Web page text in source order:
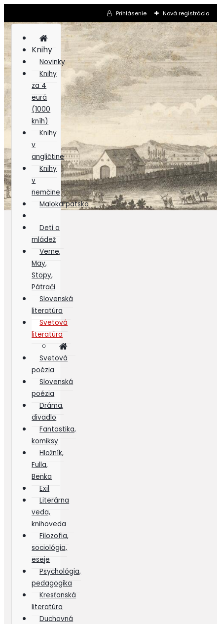
Prihlásenie Nová registrácia
Knihy
Novinky
Knihy
za 4
eurá
(1000
kníh)
Knihy
v
angličtine
Knihy
v
nemčine
Malokarpatsko
Deti a
mládež
Verne,
May,
Stopy,
Pátrači
Slovenská
literatúra
Svetová
literatúra
Svetová
poézia
Slovenská
poézia
Dráma,
divadlo
Fantastika,
komiksy
Hložník,
Fulla,
Benka
Exil
Literárna
veda,
knihoveda
Filozofia,
sociológia,
eseje
Psychológia,
pedagogika
Kresťanská
literatúra
Duchovná